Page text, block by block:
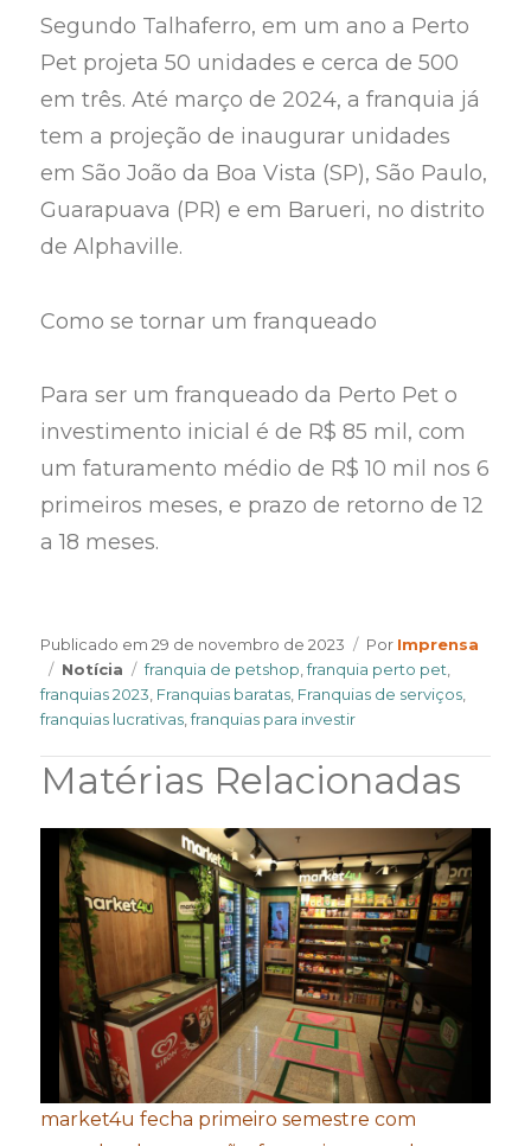
Segundo Talhaferro, em um ano a Perto
Pet projeta 50 unidades e cerca de 500
em três. Até março de 2024, a franquia já
tem a projeção de inaugurar unidades
em São João da Boa Vista (SP), São Paulo,
Guarapuava (PR) e em Barueri, no distrito
de Alphaville.
Como se tornar um franqueado
Para ser um franqueado da Perto Pet o
investimento inicial é de R$ 85 mil, com
um faturamento médio de R$ 10 mil nos 6
primeiros meses, e prazo de retorno de 12
a 18 meses.
Publicado em29 de novembro de 2023 Por Author
Imprensa
Categories
Notícia Tags
franquia de petshop ,franquia perto pet
franquias 2023 Franquias baratas Franquias de serviços
franquias lucrativas ,franquias para investir
Matérias Relacionadas
market4u fecha primeiro semestre com